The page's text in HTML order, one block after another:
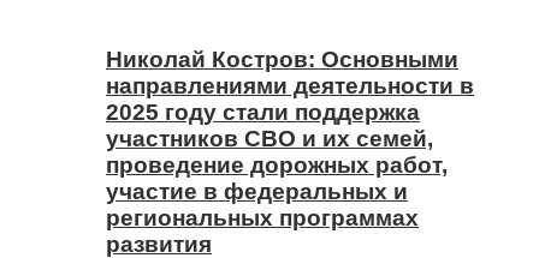
Николай Костров: Основными
направлениями деятельности в
2025 году стали поддержка
участников СВО и их семей,
проведение дорожных работ,
участие в федеральных и
региональных программах
развития